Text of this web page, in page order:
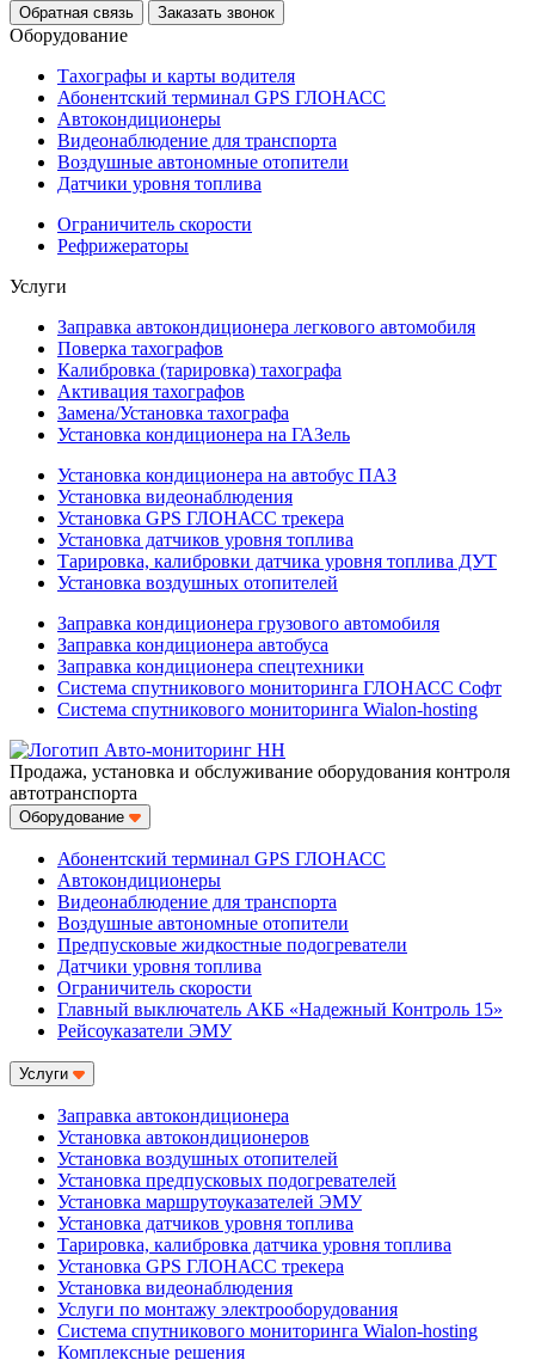
Обратная связь Заказать звонок
Оборудование
Тахографы и карты водителя
Абонентский терминал GPS ГЛОНАСС
Автокондиционеры
Видеонаблюдение для транспорта
Воздушные автономные отопители
Датчики уровня топлива
Ограничитель скорости
Рефрижераторы
Услуги
Заправка автокондиционера легкового автомобиля
Поверка тахографов
Калибровка (тарировка) тахографа
Активация тахографов
Замена/Установка тахографа
Установка кондиционера на ГАЗель
Установка кондиционера на автобус ПАЗ
Установка видеонаблюдения
Установка GPS ГЛОНАСС трекера
Установка датчиков уровня топлива
Тарировка, калибровки датчика уровня топлива ДУТ
Установка воздушных отопителей
Заправка кондиционера грузового автомобиля
Заправка кондиционера автобуса
Заправка кондиционера спецтехники
Система спутникового мониторинга ГЛОНАСС Софт
Система спутникового мониторинга Wialon-hosting
Продажа, установка и обслуживание оборудования контроля
автотранспорта
Оборудование
Абонентский терминал GPS ГЛОНАСС
Автокондиционеры
Видеонаблюдение для транспорта
Воздушные автономные отопители
Предпусковые жидкостные подогреватели
Датчики уровня топлива
Ограничитель скорости
Главный выключатель АКБ «Надежный Контроль 15»
Рейсоуказатели ЭМУ
Услуги
Заправка автокондиционера
Установка автокондиционеров
Установка воздушных отопителей
Установка предпусковых подогревателей
Установка маршрутоуказателей ЭМУ
Установка датчиков уровня топлива
Тарировка, калибровка датчика уровня топлива
Установка GPS ГЛОНАСС трекера
Установка видеонаблюдения
Услуги по монтажу электрооборудования
Система спутникового мониторинга Wialon-hosting
Комплексные решения